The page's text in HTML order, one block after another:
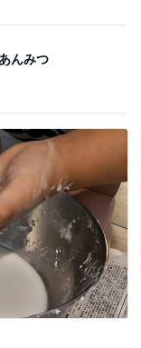
んみつ